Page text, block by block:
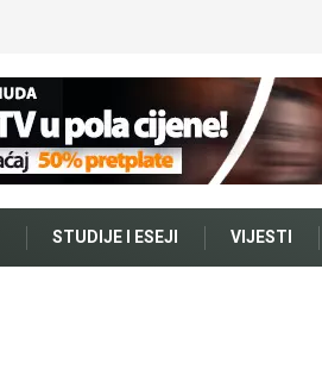
STUDIJE I ESEJI VIJESTI